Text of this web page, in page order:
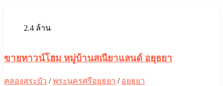
2.4 ล้าน
ขายทาวน์โฮม หมู่บ้านสณียาแลนด์ อยุธยา
คลองสระบัว /พระนครศรีอยุธยา / อยุธยา